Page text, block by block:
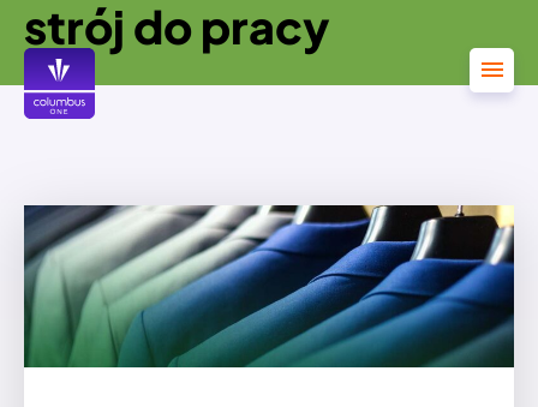
Przejdź
treści
strój do pracy